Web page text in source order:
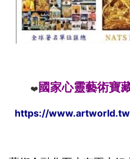
❤️ 國家心靈藝術寶
https://